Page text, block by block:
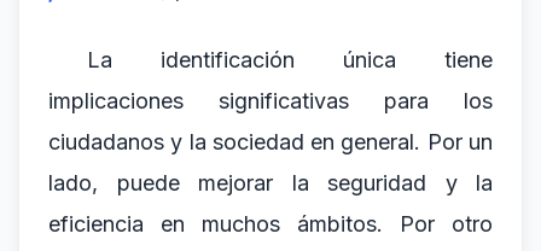
La identificación única tiene
implicaciones significativas para los
ciudadanos y la sociedad en general. Por un
lado, puede mejorar la seguridad y la
eficiencia en muchos ámbitos. Por otro